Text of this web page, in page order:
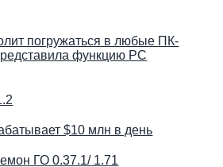
погружаться в любые ПК-
функцию PC
$10 млн в день
ГО 0.37.1/ 1.71